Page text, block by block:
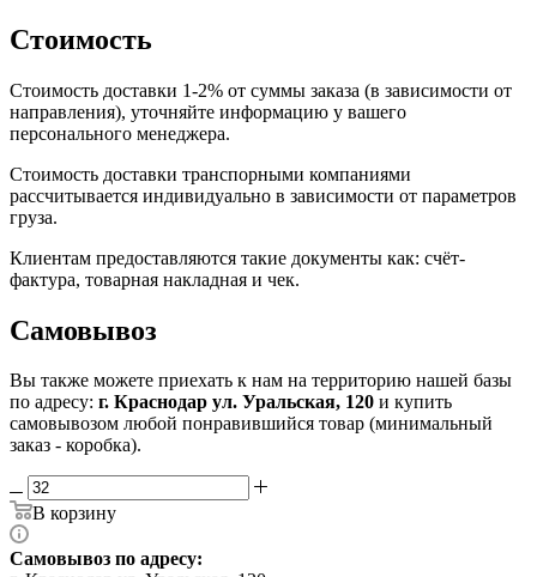
Стоимость
Стоимость доставки 1-2% от суммы заказа (в зависимости от
направления), уточняйте информацию у вашего
персонального менеджера.
Стоимость доставки транспорными компаниями
рассчитывается индивидуально в зависимости от параметров
груза.
Клиентам предоставляются такие документы как: счёт-
фактура, товарная накладная и чек.
Самовывоз
Вы также можете приехать к нам на территорию нашей базы
по адресу: г. Краснодар ул. Уральская, 120 и купить
самовывозом любой понравившийся товар (минимальный
заказ - коробка).
В корзину
Самовывоз по адресу: